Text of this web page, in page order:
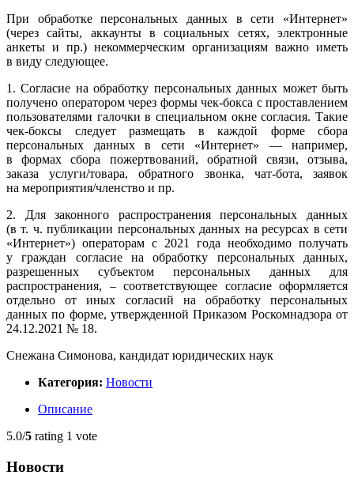
При обработке персональных данных в сети «Интернет»
(через сайты, аккаунты в социальных сетях, электронные
анкеты и пр.) некоммерческим организациям важно иметь
в виду следующее.
1. Согласие на обработку персональных данных может быть
получено оператором через формы чек-бокса с проставлением
пользователями галочки в специальном окне согласия. Такие
чек-боксы следует размещать в каждой форме сбора
персональных данных в сети «Интернет» — например,
в формах сбора пожертвований, обратной связи, отзыва,
заказа услуги/товара, обратного звонка, чат-бота, заявок
на мероприятия/членство и пр.
2. Для законного распространения персональных данных
(в т. ч. публикации персональных данных на ресурсах в сети
«Интернет») операторам с 2021 года необходимо получать
у граждан согласие на обработку персональных данных,
разрешенных субъектом персональных данных для
распространения, – соответствующее согласие оформляется
отдельно от иных согласий на обработку персональных
данных по форме, утвержденной Приказом Роскомнадзора от
24.12.2021 № 18.
Снежана Симонова, кандидат юридических наук
Категория: Новости
Описание
5.0/5 rating 1 vote
Новости